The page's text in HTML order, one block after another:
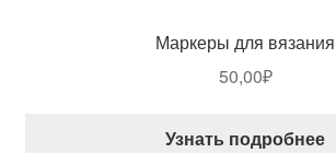
Маркеры для вязания
50,00₽
Узнать подробнее